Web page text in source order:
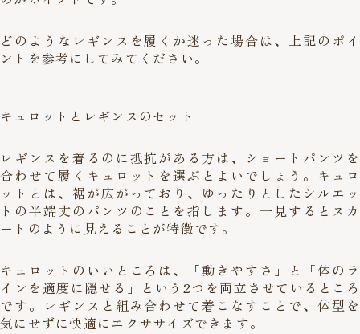
どのようなレギンスを履くか迷った場合は、上記のポイ
ントを参考にしてみてください。
キュロットとレギンスのセット
レギンスを着るのに抵抗がある方は、ショートパンツを
合わせて履くキュロットを選ぶとよいでしょう。キュロ
ットとは、裾が広がっており、ゆったりとしたシルエッ
トの半端丈のパンツのことを指します。一見するとスカ
ートのように見えることが特徴です。
キュロットのいいところは、「動きやすさ」と「体のラ
インを適度に隠せる」という2つを両立させているところ
です。レギンスと組み合わせて着こなすことで、体型を
気にせずに快適にエクササイズできます。